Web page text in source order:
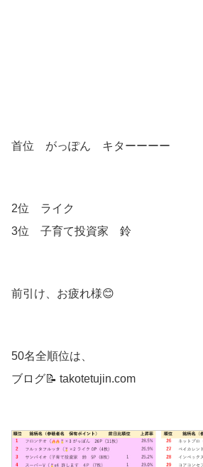
首位 がっぽん キターーーー
2位 ライク
3位 子育て投資家 鈴
前引け、お疲れ様😊
50名全順位は、
ブログ📝 takotetujin.com